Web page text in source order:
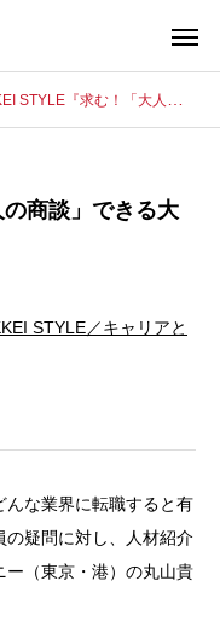
『求む！「大人の商談」できる大手出身 新興ITが熱視線』
商談」できる大
STYLE／キャリアと
んな業界に転職すると有
疑問に対し、人材紹介
ー（東京・港）の丸山貴